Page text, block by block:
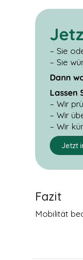
– Sie
– Sie
Dann
Lassen
– Wir
– Wir
– Wir
Jetzt
Fazit
Mobilität
Website
verbessern
basierend auf
EINBETTUNGEN
verwenden wir
Maps Karten und